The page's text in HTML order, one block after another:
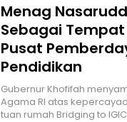
Menag
Sebagai
Pusat
Pendidikan
Gubernur Khofifah
Agama RI atas
tuan rumah Bridging to